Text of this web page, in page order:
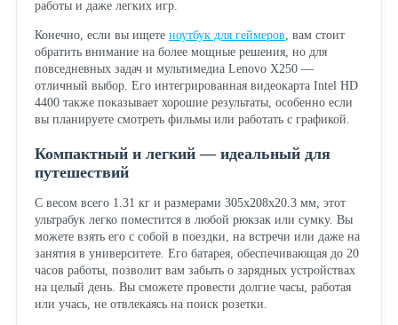
работы и даже легких игр.
Конечно, если вы ищете ноутбук для геймеров , вам стоит
обратить внимание на более мощные решения, но для
повседневных задач и мультимедиа Lenovo X250 —
отличный выбор. Его интегрированная видеокарта Intel HD
4400 также показывает хорошие результаты, особенно если
вы планируете смотреть фильмы или работать с графикой.
Компактный и легкий — идеальный для
путешествий
С весом всего 1.31 кг и размерами 305х208х20.3 мм, этот
ультрабук легко поместится в любой рюкзак или сумку. Вы
можете взять его с собой в поездки, на встречи или даже на
занятия в университете. Его батарея, обеспечивающая до 20
часов работы, позволит вам забыть о зарядных устройствах
на целый день. Вы сможете провести долгие часы, работая
или учась, не отвлекаясь на поиск розетки.